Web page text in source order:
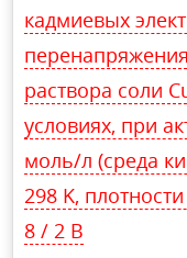
кадмиевых
раствора соли
условиях, при
моль/л (среда
298 K,
8 / 2 В